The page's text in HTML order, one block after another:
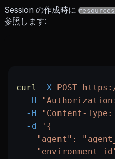
Session の作成時に
参照します:
curl -X POST
  -H
  -H
"Content-
  -d
'{
"agent":